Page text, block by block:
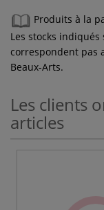
Produits à la
Les stocks
correspondent pas
Beaux-Arts.
Les clients
articles